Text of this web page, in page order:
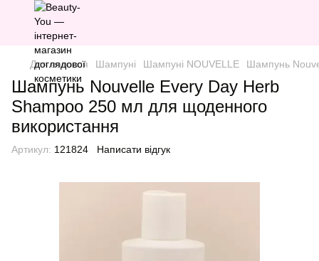
Для волосся Шампуні Шампуні NOUVELLE Шампунь
Шампунь Nouvelle Every Day Herb
Shampoo 250 мл для щоденного
використання
Артикул: 121824 Написати відгук